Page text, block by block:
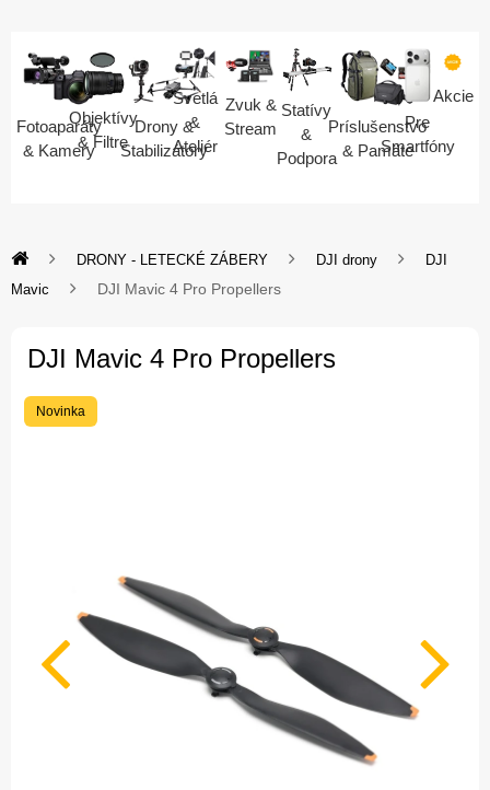
Fotoaparáty
& Kamery
Objektívy
& Filtre
Drony &
Stabilizátory
Svetlá
&
Ateliér
Zvuk &
Stream
Statívy
&
Podpora
Príslušenstvo
& Pamäte
Pre
Smartfóny
Akcie
DRONY - LETECKÉ ZÁBERY DJI drony
DJI
Mavic
DJI Mavic 4 Pro Propellers
DJI Mavic 4 Pro Propellers
Novinka